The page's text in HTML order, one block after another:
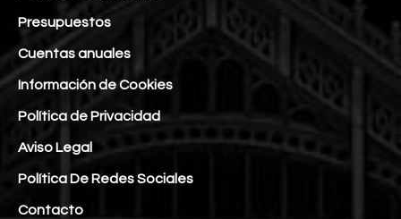
Presupuestos
Cuentas anuales
Información de Cookies
Política de Privacidad
Aviso Legal
Política De Redes Sociales
Contacto